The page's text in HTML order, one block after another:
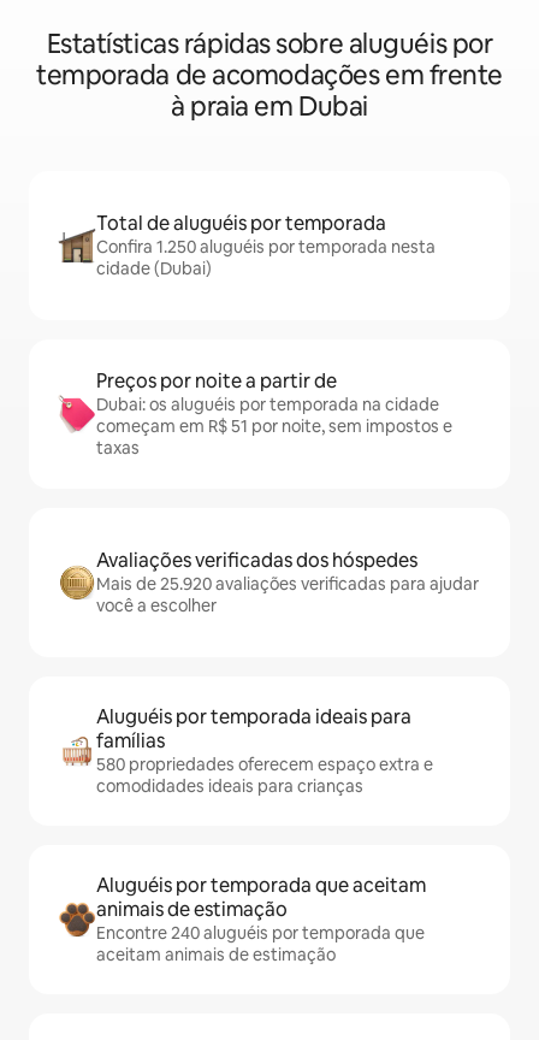
Estatísticas rápidas sobre aluguéis por
temporada de acomodações em frente
à praia em Dubai
Total de aluguéis por temporada
Confira 1.250 aluguéis por temporada nesta
cidade (Dubai)
Preços por noite a partir de
Dubai: os aluguéis por temporada na cidade
começam em R$ 51 por noite, sem impostos e
taxas
Avaliações verificadas dos hóspedes
Mais de 25.920 avaliações verificadas para ajudar
você a escolher
Aluguéis por temporada ideais para
famílias
580 propriedades oferecem espaço extra e
comodidades ideais para crianças
Aluguéis por temporada que aceitam
animais de estimação
Encontre 240 aluguéis por temporada que
aceitam animais de estimação